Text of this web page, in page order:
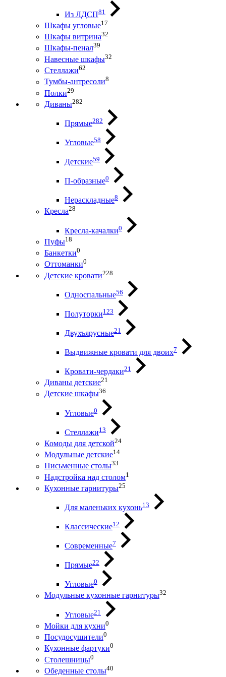
Из ЛДСП81
Шкафы угловые17
Шкафы витрина32
Шкафы-пенал39
Навесные шкафы32
Стеллажи62
Тумбы-антресоли8
Полки29
Диваны282
Прямые282
Угловые58
Детские59
П-образные0
Нераскладные8
Кресла28
Кресла-качалки0
Пуфы18
Банкетки0
Оттоманки0
Детские кровати228
Односпальные56
Полуторки123
Двухъярусные21
Выдвижные кровати для двоих7
Кровати-чердаки21
Диваны детские21
Детские шкафы36
Угловые0
Стеллажи13
Комоды для детской24
Модульные детские14
Письменные столы33
Надстройка над столом1
Кухонные гарнитуры25
Для маленьких кухонь13
Классические12
Современные7
Прямые22
Угловые0
Модульные кухонные гарнитуры32
Угловые21
Мойки для кухни0
Посудосушители0
Кухонные фартуки0
Столешницы0
Обеденные столы40